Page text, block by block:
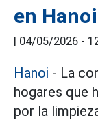
en Hanoi
| 04/05/2026 -
Hanoi - La
hogares que
por la